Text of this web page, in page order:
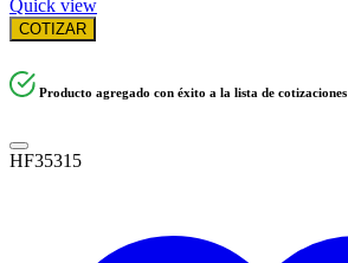
Quick view
COTIZAR
Producto agregado con éxito a la lista de cotizaciones
HF35315